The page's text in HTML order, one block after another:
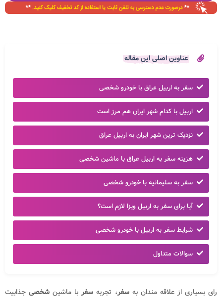
عناوین اصلی این مقاله
سفر به اربیل عراق با خودرو شخصی
اربیل با کدام شهر ایران هم مرز است
نزدیک ترین شهر ایران به اربیل عراق
هزینه سفر به اربیل عراق با ماشین شخصی
سفر به سلیمانیه با خودرو شخصی
آیا برای سفر به اربیل ویزا لازم است؟
شرایط سفر به اربیل با خودرو شخصی
سوالات متداول
رای بسیاری از علاقه مندان بهسفر، تجربه سفر با ماشین شخصی جذابیت